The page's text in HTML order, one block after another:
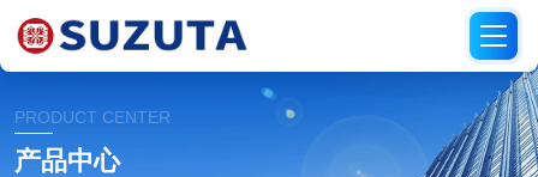
PRODUCT CENTER
产品中心